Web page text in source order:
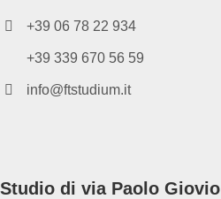
+39 06 78 22 934
+39 339 670 56 59
info@ftstudium.it
Studio di via Paolo Giovio